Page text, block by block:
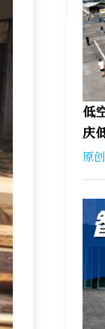
低
庆
原创